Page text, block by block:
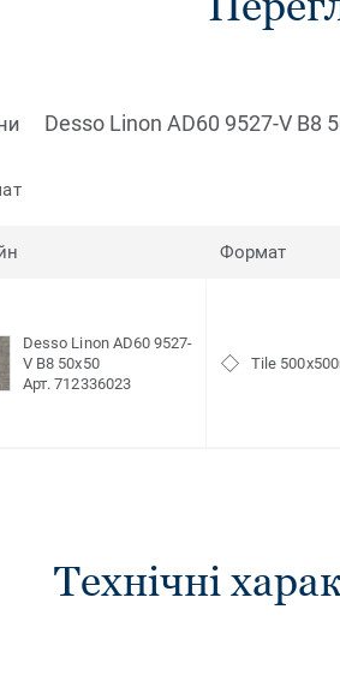
Desso Linon AD60 9527-V B8
Формат
Desso Linon AD60 9527-
V B8 50x50
Арт. 712336023
Tile
Технічні